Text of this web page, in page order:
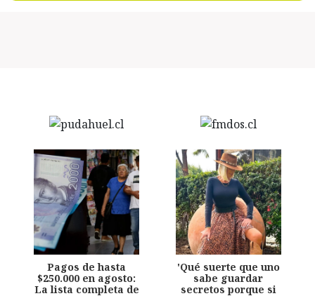
Pagos de hasta
$250.000 en agosto:
La lista completa de
'Qué suerte que uno
sabe guardar
secretos porque si